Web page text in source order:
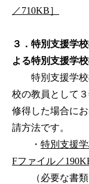
／710KB］
３．特別支援学
よる特別支援学
特別支援学校
校の教員として
修得した場合に
請方法です。
・ 特別支援
Fファイル／
（必要な書類